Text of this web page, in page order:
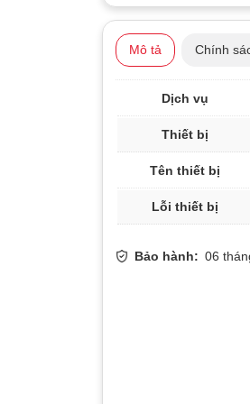
Mô tả Chính
Dịch vụ
Thiết bị
Tên thiết bị
Lỗi thiết bị
Bảo hành: 06